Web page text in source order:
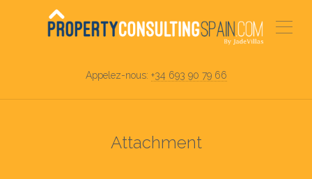
Appelez-nous: +34 693 90 79 66
Attachment